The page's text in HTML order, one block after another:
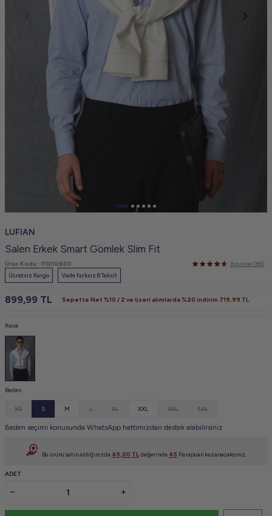
LUFIAN
Salen Erkek Smart Gömlek Slim Fit
Ürün Kodu : 111010600
Yorumlar (66)
Ücretsiz Kargo
Vade farksız 6 Taksit
899,99 TL Sepette Net %10 / 2 ve üzeri alımlarda %20 indirim 719,99 TL
Renk
Beden
XS S M L XL XXL 3XL 4XL
Beden seçimi konusunda WhatsApp hattımızdan destek alabilirsiniz
Bu ürünü satın aldığınızda 45,00 TL değerinde 45 Parapuan kazanacaksınız.
ADET